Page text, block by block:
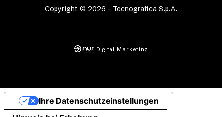
Copyright © 2026 - Tecnografica S.p.A.
Digital Marketing
Ihre Datenschutzeinstellungen